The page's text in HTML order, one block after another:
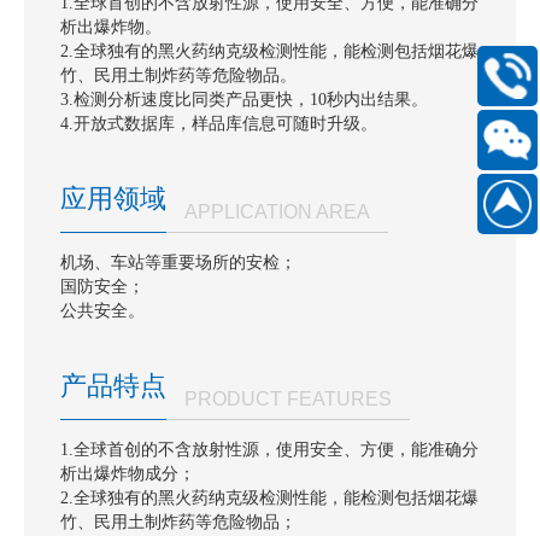
析出爆炸物。
2.全球独有的黑火药纳克级检测性能，能检测包括烟花爆
竹、民用土制炸药等危险物品。
3.检测分析速度比同类产品更快，10秒内出结果。
4.开放式数据库，样品库信息可随时升级。
应用领域 APPLICATION AREA
机场、车站等重要场所的安检；
国防安全；
公共安全。
产品特点 PRODUCT FEATURES
1.全球首创的不含放射性源，使用安全、方便，能准确分
析出爆炸物成分；
2.全球独有的黑火药纳克级检测性能，能检测包括烟花爆
竹、民用土制炸药等危险物品；
400-
168-
6661
扫
一
公